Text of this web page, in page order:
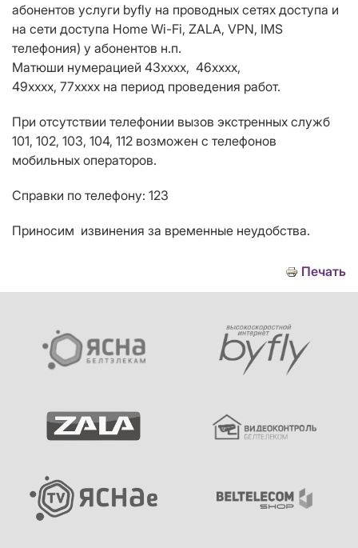
абонентов услуги byfly на проводных сетях доступа и
на сети доступа Home Wi-Fi, ZALA, VPN, IMS
телефония) у абонентов н.п.
Матюши нумерацией 43хххх, 46хххх,
49хххх, 77хххх на период проведения работ.
При отсутствии телефонии вызов экстренных служб
101, 102, 103, 104, 112 возможен с телефонов
мобильных операторов.
Справки по телефону: 123
Приносим извинения за временные неудобства.
Печать